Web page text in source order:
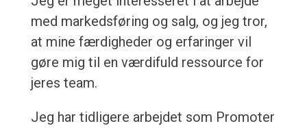
med markedsføring og salg, og jeg tror,
at mine færdigheder og erfaringer vil
gøre mig til en værdifuld ressource for
jeres team.
Jeg har tidligere arbejdet som Promoter